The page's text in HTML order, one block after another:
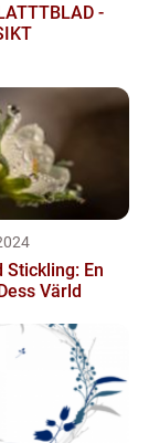
-
Stickling: En
Värld